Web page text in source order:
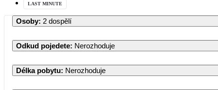
LAST MINUTE
Osoby: 2 dospělí
Odkud pojedete: Nerozhoduje
Délka pobytu: Nerozhoduje